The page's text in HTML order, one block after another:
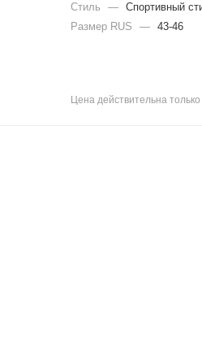
Стиль
—
Спортивный
Размер RUS
— 43-46
Цена действительна